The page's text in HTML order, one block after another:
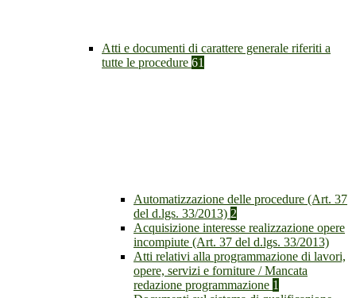
Atti e documenti di carattere generale riferiti a
tutte le procedure 61
Automatizzazione delle procedure (Art. 37
del d.lgs. 33/2013) 2
Acquisizione interesse realizzazione opere
incompiute (Art. 37 del d.lgs. 33/2013)
Atti relativi alla programmazione di lavori,
opere, servizi e forniture / Mancata
redazione programmazione 1